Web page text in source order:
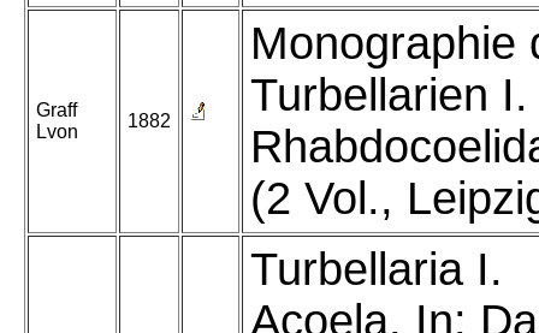
Graff
Lvon
1882
Monographie
Turbellarien I.
(2 Vol.,
Turbellaria I.
Acoela. In: